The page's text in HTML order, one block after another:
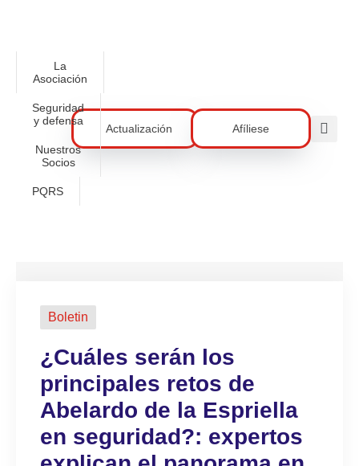
La
Asociación
Seguridad
y defensa
Nuestros
Socios
PQRS
Actualización Afíliese
Boletin
¿Cuáles serán los
principales retos de
Abelardo de la Espriella
en seguridad?: expertos